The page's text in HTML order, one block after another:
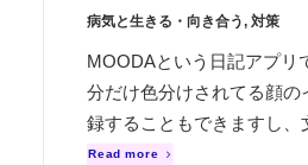
病気と生きる・向き合う, 対策
MOODAという日記アプリ
分だけ色分けされてる顔の
録することもできますし、
Read more